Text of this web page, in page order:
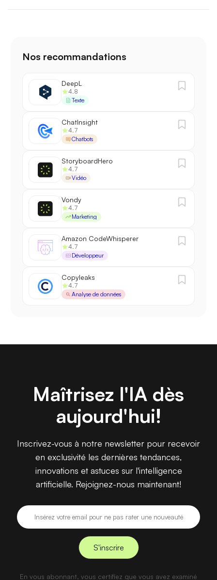
Nos recommandations
DeepL
4.8
Texte
ChatInsight
4.7
Chatbots
StoryboardHero
4.7
Vidéo
Vondy
4.7
Marketing
Amazon CodeWhisperer
4.7
Développeur
Copyleaks
4.7
Analyse de données
Maîtrisez l'IA dès
aujourd'hui!
Inscrivez-vous à notre newsletter pour recevoir
en exclusivité les dernières tendances,
innovations et astuces sur l'intelligence
artificielle. Rejoignez-nous maintenant!
En vous abonnant, vous certifiez que vous avez examiné